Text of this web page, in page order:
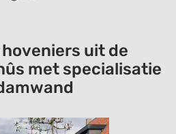
uit de
met specialisatie